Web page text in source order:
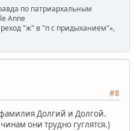
по патриархальным
Anne
"ж" в "п с придыханием"»,
#8
Долгий и Долгой.
они трудно гуглятся.)